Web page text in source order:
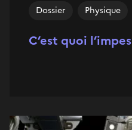
C’est quoi
Dossier Physique